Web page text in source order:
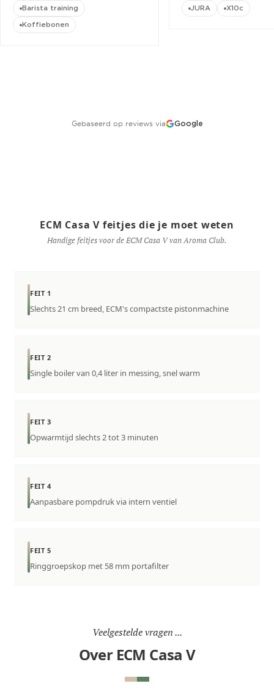
cursus.”
Barista training
Koffiebonen
JURA X10c
Gebaseerd op reviews via Google
ECM Casa V feitjes die je moet weten
Handige feitjes voor de ECM Casa V van Aroma Club.
FEIT 1
Slechts 21 cm breed, ECM's compactste pistonmachine
FEIT 2
Single boiler van 0,4 liter in messing, snel warm
FEIT 3
Opwarmtijd slechts 2 tot 3 minuten
FEIT 4
Aanpasbare pompdruk via intern ventiel
FEIT 5
Ringgroepskop met 58 mm portafilter
Veelgestelde vragen ...
Over ECM Casa V